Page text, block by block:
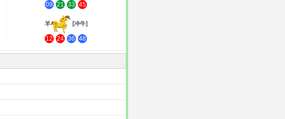
09 21 33 45
羊 [冲牛]
12 24 36 48